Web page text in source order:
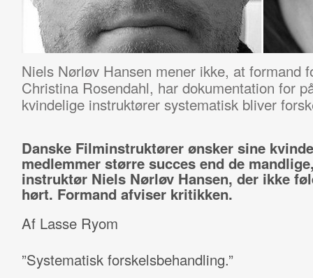
Niels Nørløv Hansen mener ikke, at formand
Christina Rosendahl, har dokumentation for
kvindelige instruktører systematisk bliver
Danske Filminstruktører ønsker sine
medlemmer større succes end de
instruktør Niels Nørløv Hansen, der ikke
hørt. Formand afviser kritikken.
Af Lasse Ryom
”Systematisk forskelsbehandling.”